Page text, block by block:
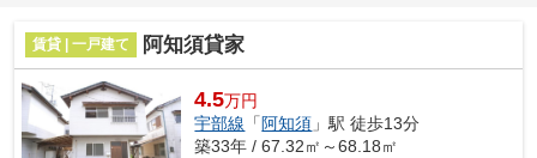
賃貸 | 一戸建て 阿知須貸家
4.5万円
宇部線 「 阿知須 」駅 徒歩13分
築33年 / 67.32㎡～68.18㎡